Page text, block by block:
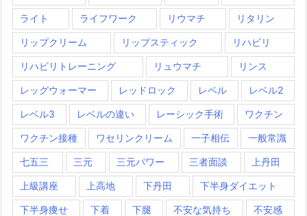
ライト ライフワーク リウマチ リタリン
リップクリーム リップスティック リハビリ
リハビリトレーニング リュウマチ リンス
レッグウォーマー レッドロック レベル レベル2
レベル3 レベルの違い レーシック手術 ワクチン
ワクチン接種 ワセリンクリーム 一子相伝 一般常識
七五三 三元 三元パワー 三者面談 上丹田
上級講座 上高地 下丹田 下半身ダイエット
下半身痩せ 下着 下腿 不安な気持ち 不安感